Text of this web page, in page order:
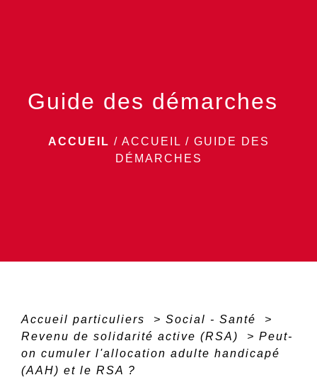
Guide des démarches
ACCUEIL / ACCUEIL / GUIDE DES
DÉMARCHES
Accueil particuliers > Social - Santé
>
Revenu de solidarité active (RSA)
> Peut-
on cumuler l'allocation adulte handicapé
(AAH) et le RSA ?